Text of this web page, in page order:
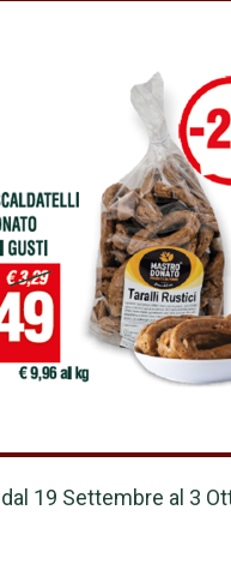
19 Settembre al 3